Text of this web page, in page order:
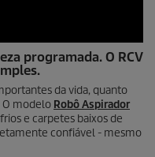
programada. O RCV
da vida, quanto
O modelo Robô Aspirador
e carpetes baixos de
confiável - mesmo